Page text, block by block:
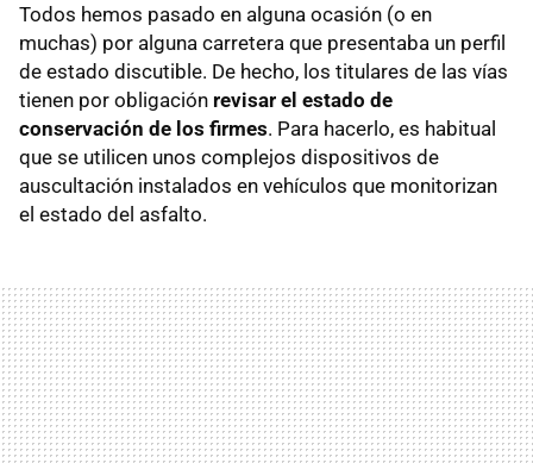
Todos hemos pasado en alguna ocasión (o en
muchas) por alguna carretera que presentaba un perfil
de estado discutible. De hecho, los titulares de las vías
tienen por obligación revisar el estado de
conservación de los firmes. Para hacerlo, es habitual
que se utilicen unos complejos dispositivos de
auscultación instalados en vehículos que monitorizan
el estado del asfalto.